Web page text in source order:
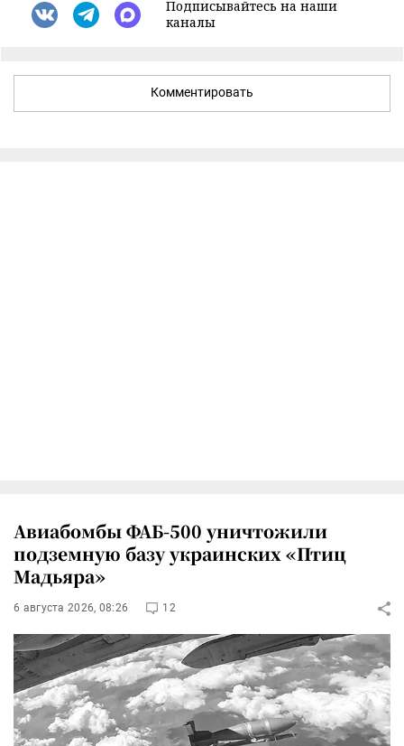
Подписывайтесь на наши
каналы
Комментировать
Авиабомбы ФАБ-500 уничтожили
подземную базу украинских «Птиц
Мадьяра»
6 августа 2026, 08:26 12